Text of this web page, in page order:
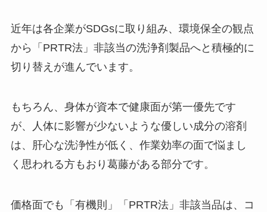
近年は各企業がSDGsに取り組み、環境保全の観点
から「PRTR法」非該当の洗浄剤製品へと積極的に
切り替えが進んでいます。
もちろん、身体が資本で健康面が第一優先です
が、人体に影響が少ないような優しい成分の溶剤
は、肝心な洗浄性が低く、作業効率の面で悩まし
く思われる方もおり葛藤がある部分です。
価格面でも
「有機則」「PRTR法」非該当品は、コ